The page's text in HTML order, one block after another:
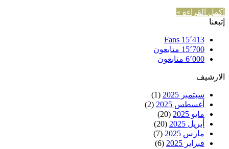
أكمل القراءة »
إتبعنا
15٬413 Fans
15٬700 متابعون
6٬000 متابعون
الارشيف
سبتمبر 2025
(1)
أغسطس 2025
(2)
مايو 2025
(20)
أبريل 2025
(20)
مارس 2025
(7)
فبراير 2025
(6)